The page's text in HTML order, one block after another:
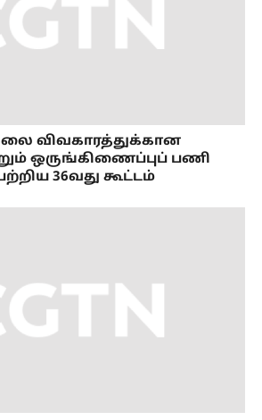
விவகாரத்துக்கான
ஒருங்கிணைப்புப் பணி
36வது கூட்டம்